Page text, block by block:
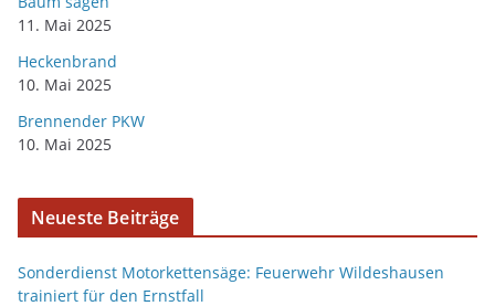
11. Mai 2025
Heckenbrand
10. Mai 2025
Brennender PKW
10. Mai 2025
Neueste Beiträge
Sonderdienst Motorkettensäge: Feuerwehr Wildeshausen
trainiert für den Ernstfall